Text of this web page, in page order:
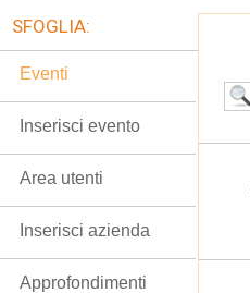
SFOGLIA:
Eventi
Inserisci evento
Area utenti
Inserisci azienda
Approfondimenti